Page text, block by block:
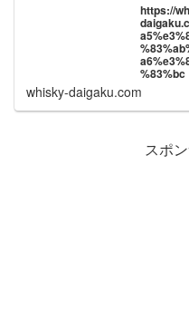
https://
%83%bc
whisky-daigaku.com
スポ